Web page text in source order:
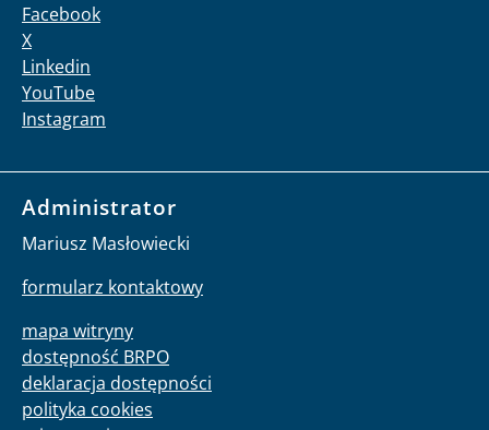
Facebook
X
Linkedin
YouTube
Instagram
Administrator
Mariusz Masłowiecki
formularz kontaktowy
mapa witryny
dostępność BRPO
deklaracja dostępności
polityka cookies